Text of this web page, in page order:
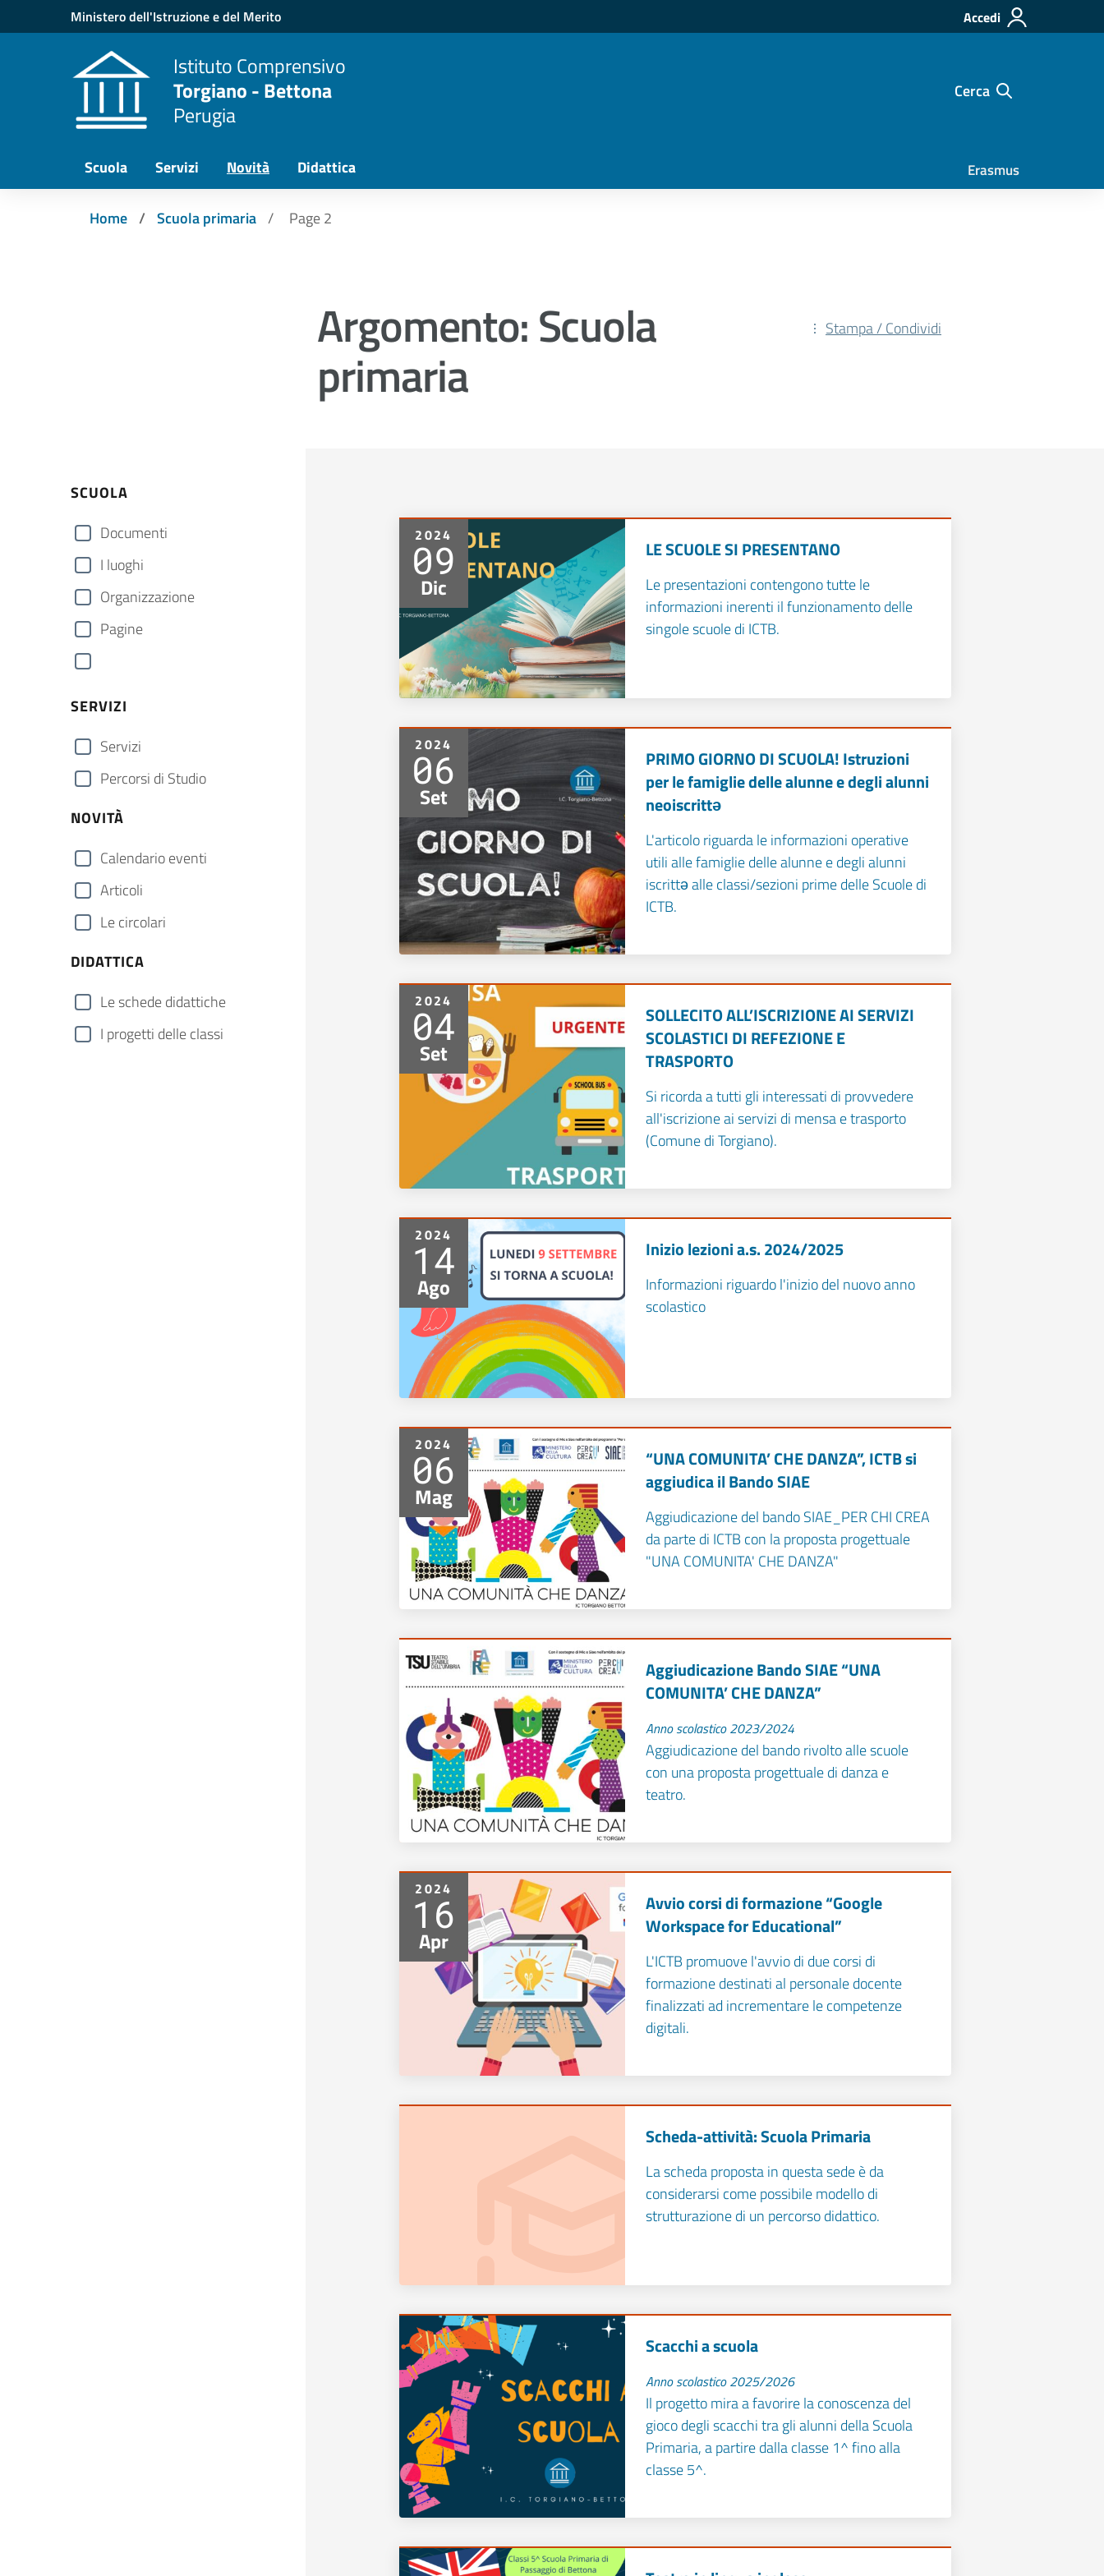
Vai ai contenuti
Vai al menu di navigazione
Ministero dell'Istruzione e del Merito Accedi
Istituto Comprensivo
Torgiano - Bettona
Perugia
Cerca
Scuola Servizi Novità Didattica Erasmus
Home Scuola primaria Page 2
Argomento: Scuola
primaria
Stampa / Condividi
SCUOLA
Documenti
I luoghi
Organizzazione
Pagine
SERVIZI
Servizi
Percorsi di Studio
NOVITÀ
Calendario eventi
Articoli
Le circolari
DIDATTICA
Le schede didattiche
I progetti delle classi
2024
09
Dic
LE SCUOLE SI PRESENTANO
Le presentazioni contengono tutte le
informazioni inerenti il funzionamento delle
singole scuole di ICTB.
2024
06
Set
PRIMO GIORNO DI SCUOLA! Istruzioni
per le famiglie delle alunne e degli alunni
neoiscrittə
L'articolo riguarda le informazioni operative
utili alle famiglie delle alunne e degli alunni
iscrittə alle classi/sezioni prime delle Scuole di
ICTB.
2024
04
Set
SOLLECITO ALL’ISCRIZIONE AI SERVIZI
SCOLASTICI DI REFEZIONE E
TRASPORTO
Si ricorda a tutti gli interessati di provvedere
all'iscrizione ai servizi di mensa e trasporto
(Comune di Torgiano).
2024
14
Ago
Inizio lezioni a.s. 2024/2025
Informazioni riguardo l'inizio del nuovo anno
scolastico
2024
06
Mag
“UNA COMUNITA’ CHE DANZA”, ICTB si
aggiudica il Bando SIAE
Aggiudicazione del bando SIAE_PER CHI CREA
da parte di ICTB con la proposta progettuale
"UNA COMUNITA' CHE DANZA"
Aggiudicazione Bando SIAE “UNA
COMUNITA’ CHE DANZA”
Anno scolastico 2023/2024
Aggiudicazione del bando rivolto alle scuole
con una proposta progettuale di danza e
teatro.
2024
16
Apr
Avvio corsi di formazione “Google
Workspace for Educational”
L'ICTB promuove l'avvio di due corsi di
formazione destinati al personale docente
finalizzati ad incrementare le competenze
digitali.
Scheda-attività: Scuola Primaria
La scheda proposta in questa sede è da
considerarsi come possibile modello di
strutturazione di un percorso didattico.
Scacchi a scuola
Anno scolastico 2025/2026
Il progetto mira a favorire la conoscenza del
gioco degli scacchi tra gli alunni della Scuola
Primaria, a partire dalla classe 1^ fino alla
classe 5^.